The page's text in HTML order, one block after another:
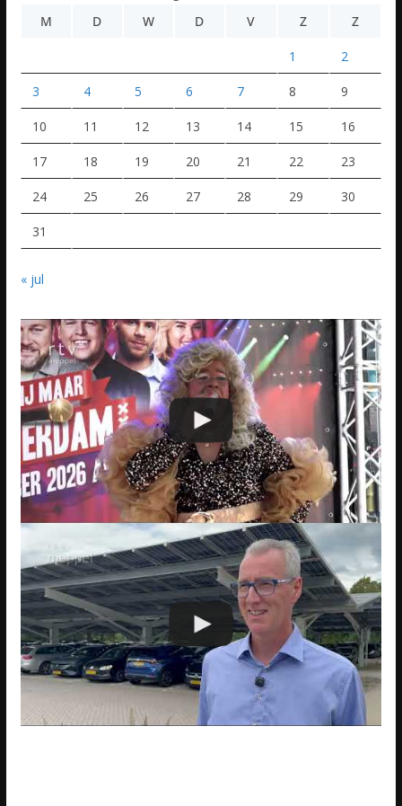
M
D W D V Z Z
1 2
3 4 5 6 7 8 9
10 11 12 13 14 15 16
17 18 19 20 21 22 23
24 25 26 27 28 29 30
31
« jul